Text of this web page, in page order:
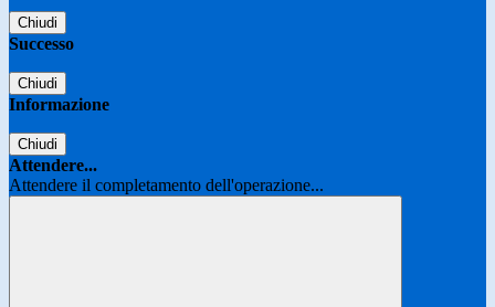
Chiudi
Successo
Chiudi
Informazione
Chiudi
Attendere...
Attendere il completamento dell'operazione...